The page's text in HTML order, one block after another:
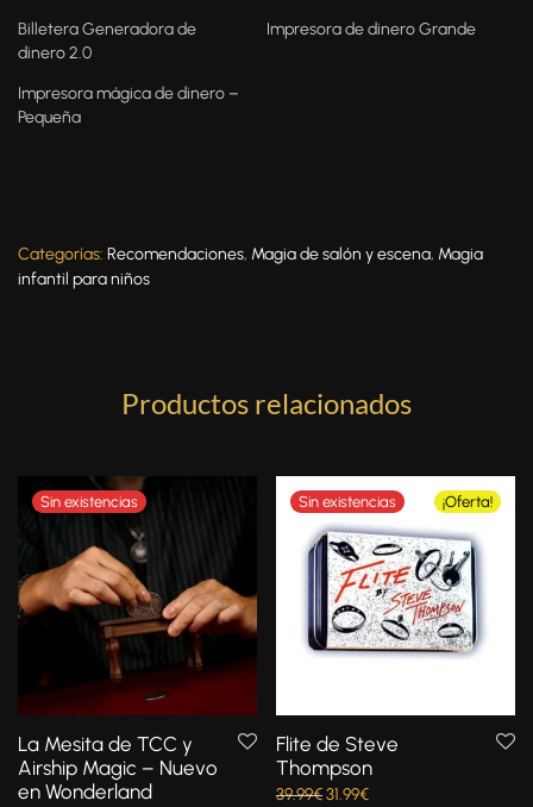
Billetera Generadora de
dinero 2.0
Impresora de dinero Grande
Impresora mágica de dinero –
Pequeña
Categorías: Recomendaciones, Magia de salón y escena, Magia
infantil para niños
Productos relacionados
La Mesita de TCC y
Airship Magic – Nuevo
en Wonderland
¡Oferta!
Flite de Steve
Thompson
39.99€31.99€